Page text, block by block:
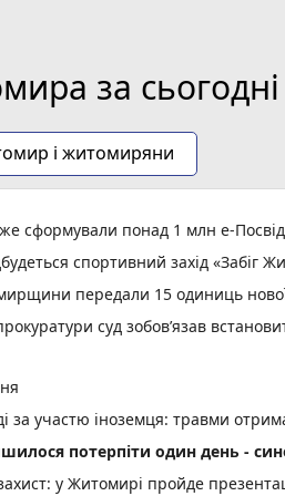
за сьогодні
і житомиряни
сформували понад 1 млн е-
спортивний захід «Забіг
передали 15 одиниць нової
суд зобов’язав
за участю іноземця: травми
потерпіти один день -
у Житомирі пройде